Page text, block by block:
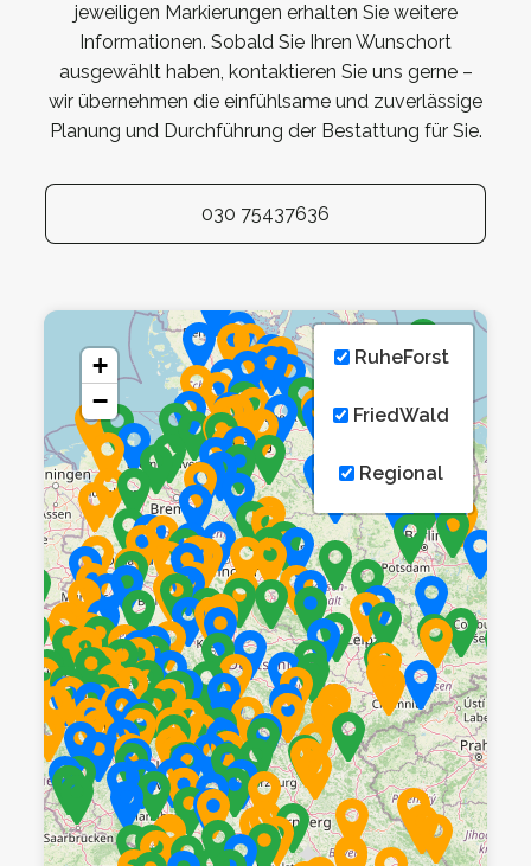
jeweiligen Markierungen erhalten Sie weitere
Informationen. Sobald Sie Ihren Wunschort
ausgewählt haben, kontaktieren Sie uns gerne –
wir übernehmen die einfühlsame und zuverlässige
Planung und Durchführung der Bestattung für Sie.
030 75437636
+
−
RuheForst
FriedWald
Regional